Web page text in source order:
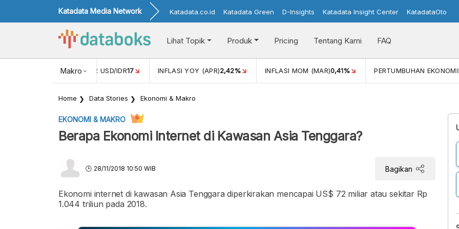
Katadata Media Network Katadata.co.id Katadata Green D-Insights Katadata Insight Center KatadataOto
Lihat Topik Produk Pricing Tentang Kami FAQ
Makro
NILAI TUKAR USD/IDR17 INFLASI YOY (APR)2,42% INFLASI MOM (MAR)0,41% PERTUMBUHAN EKONOMI
Home Data Stories Ekonomi & Makro
EKONOMI & MAKRO
Berapa Ekonomi Internet di Kawasan Asia Tenggara?
28/11/2018 10:50 WIB Bagikan
Ekonomi internet di kawasan Asia Tenggara diperkirakan mencapai US$ 72 miliar atau sekitar Rp
1.044 triliun pada 2018.